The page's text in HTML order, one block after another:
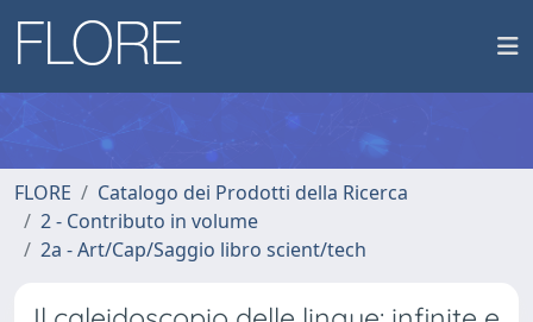
FLORE
Catalogo dei Prodotti della Ricerca
2 - Contributo in volume
2a - Art/Cap/Saggio libro scient/tech